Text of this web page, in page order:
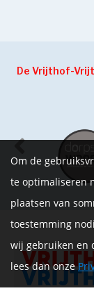
De Vrijthof-
Om de
te optimaliseren
plaatsen van
toestemming
wij gebruiken en
lees dan onze